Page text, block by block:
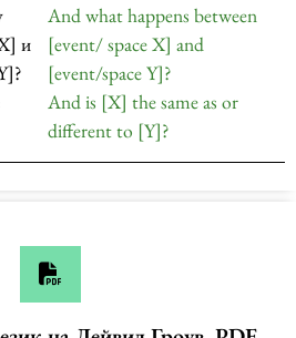
и
And what happens between
[event/ space X] and
[event/space Y]?
And is [X] the same as or
different to [Y]?